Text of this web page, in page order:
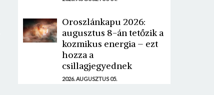
Oroszlánkapu 2026:
augusztus 8-án tetőzik a
kozmikus energia – ezt
hozza a
csillagjegyednek
2026. AUGUSZTUS 05.